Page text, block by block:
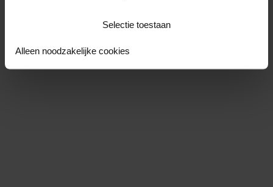
Selectie toestaan
Alleen noodzakelijke cookies